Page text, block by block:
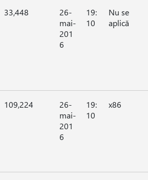
33,448
26-
mai-
201
6
19:
10
Nu se
aplică
109,224
26-
mai-
201
6
19:
10
x86